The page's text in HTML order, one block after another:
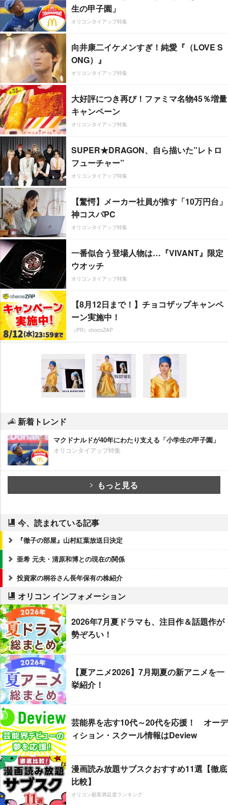
生の甲子園」
オリコンタイアップ特集
向井康二イケメンすぎ！純愛『（LOVE S
ONG）』
オリコンタイアップ特集
大好評につき再び！ファミマ名物45％増量
キャンペーン
オリコンタイアップ特集
SUPER★DRAGON、自ら描いた”レトロ
フューチャー”
オリコンタイアップ特集
【驚愕】メーカー社員が推す「10万円台」
神コスパPC
オリコンタイアップ特集
一番似合う登場人物は…『VIVANT』限定
ウオッチ
オリコンタイアップ特集
【8月12日まで！】チョコザップキャンペ
ーン実施中！
（PR）chocoZAP
新着トレンド
マクドナルドが40年にわたり支える「小学生の甲子園」
オリコンタイアップ特集
もっと見る
今、読まれている記事
『徹子の部屋』山村紅葉放送日決定
亜希 元夫・清原和博との現在の関係
投資家の桐谷さん長年保有の株紹介
オリコン インフォメーション
2026年7月夏ドラマも、注目作＆話題作が
勢ぞろい！
【夏アニメ2026】7月期夏の新アニメを一
挙紹介！
芸能界を志す10代～20代を応援！ オーデ
ィション・スクール情報はDeview
漫画読み放題サブスクおすすめ11選【徹底
比較】
オリコン顧客満足度ランキング